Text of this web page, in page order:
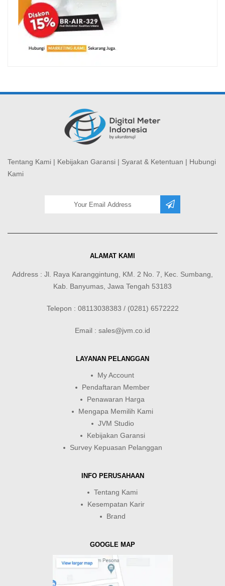
Tentang Kami | Kebijakan Garansi | Syarat & Ketentuan | Hubungi
Kami
ALAMAT KAMI
Address : Jl. Raya Karanggintung, KM. 2 No. 7, Kec. Sumbang,
Kab. Banyumas, Jawa Tengah 53183
Telepon : 08113038383 / (0281) 6572222
Email : sales@jvm.co.id
LAYANAN PELANGGAN
My Account
Pendaftaran Member
Penawaran Harga
Mengapa Memilih Kami
JVM Studio
Kebijakan Garansi
Survey Kepuasan Pelanggan
INFO PERUSAHAAN
Tentang Kami
Kesempatan Karir
Brand
GOOGLE MAP